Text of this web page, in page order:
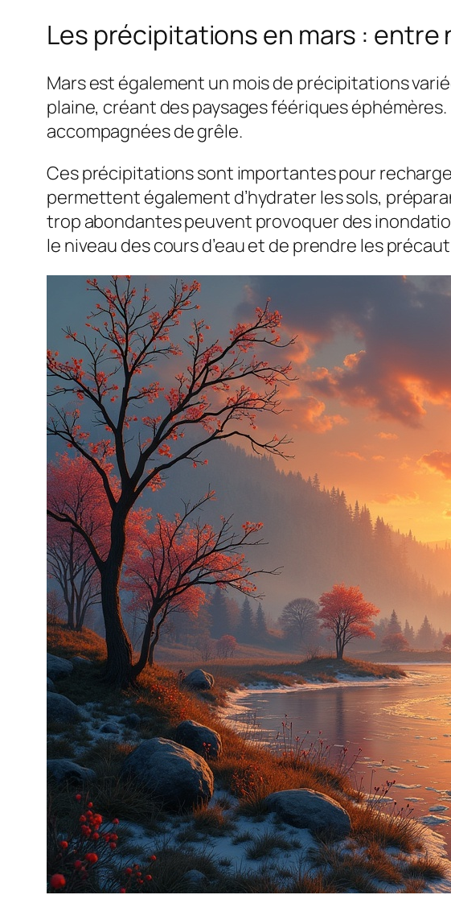
Les précipitations en mars : entre
Mars est également un mois de précipitations
plaine, créant des paysages féériques
accompagnées de grêle.
Ces précipitations sont importantes pour
permettent également d’hydrater les sols,
trop abondantes peuvent provoquer des
le niveau des cours d’eau et de prendre les